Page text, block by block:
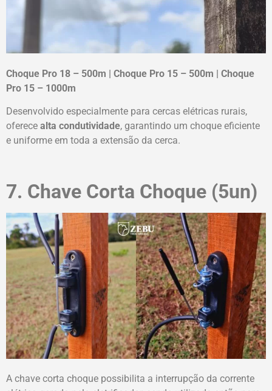
Choque Pro 18 – 500m | Choque Pro 15 – 500m | Choque
Pro 15 – 1000m
Desenvolvido especialmente para cercas elétricas rurais,
oferece alta condutividade, garantindo um choque eficiente
e uniforme em toda a extensão da cerca.
7. Chave Corta Choque (5un)
A chave corta choque possibilita a interrupção da corrente